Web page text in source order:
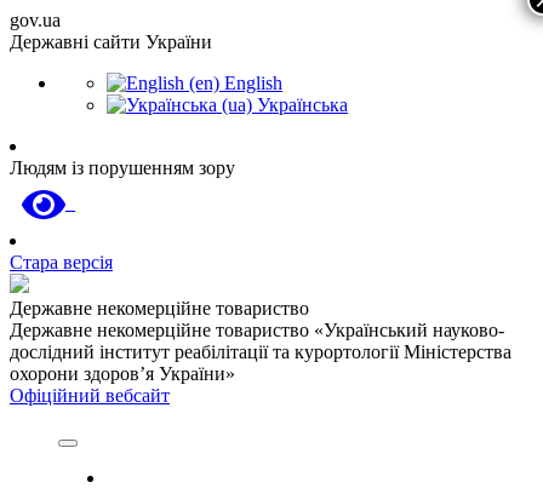
gov.ua
Державні сайти України
English
Українська
Людям із порушенням зору
Стара версія
Державне некомерційне товариство
Державне некомерційне товариство «Український науково-
дослідний інститут реабілітації та курортології Міністерства
охорони здоров’я України»
Офіційний вебсайт